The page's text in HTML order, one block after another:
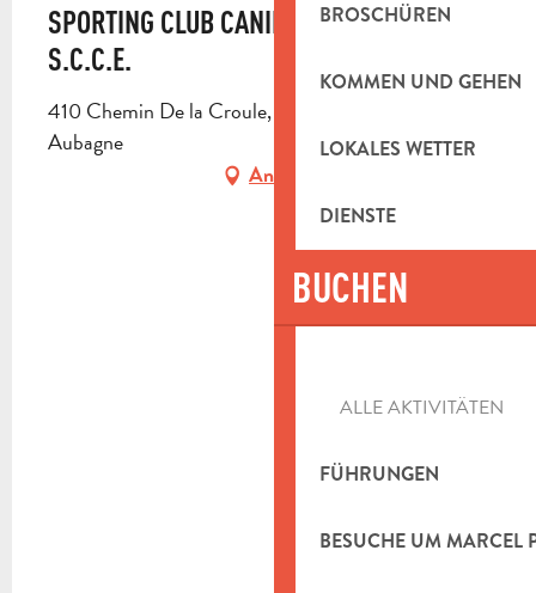
BROSCHÜREN
KOMMEN UND GEHEN
LOKALES WETTER
DIENSTE
BUCHEN
ALLE AKTIVITÄTEN
FÜHRUNGEN
BESUCHE UM MARCEL
SPORTING CLUB CANIN DE L'ETOILE -
S.C.C.E.
410 Chemin De la Croule, Beaudinard, 13400
Aubagne
Anfahrt